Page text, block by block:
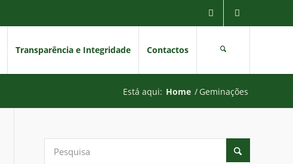
Transparência e Integridade Contactos
Está aqui: Home / Geminações